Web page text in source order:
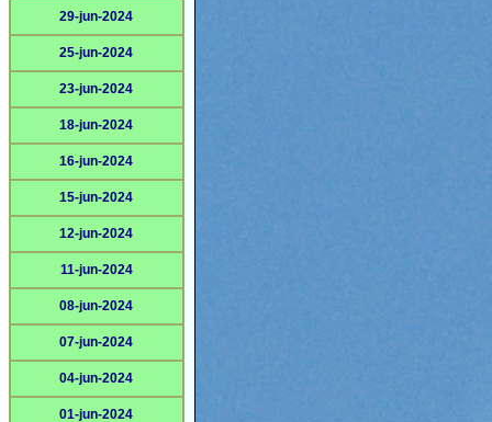
29-jun-2024
25-jun-2024
23-jun-2024
18-jun-2024
16-jun-2024
15-jun-2024
12-jun-2024
11-jun-2024
08-jun-2024
07-jun-2024
04-jun-2024
01-jun-2024